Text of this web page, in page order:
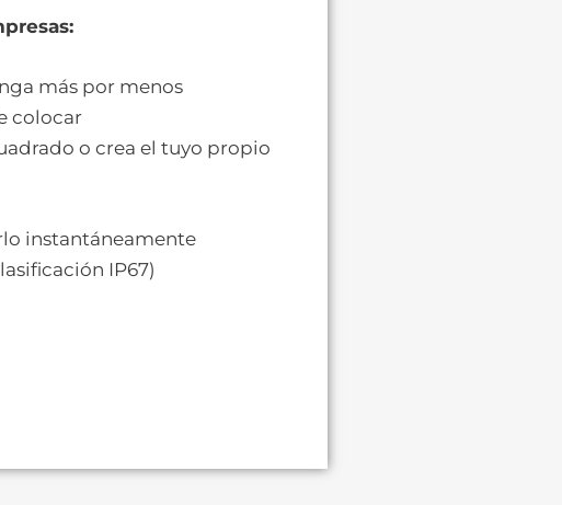
más por menos
colocar
o crea el tuyo propio
instantáneamente
IP67)